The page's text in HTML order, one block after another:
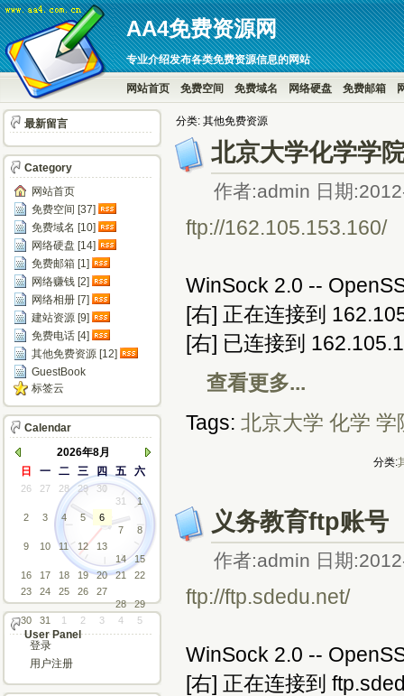
AA4免费资源网
专业介绍发布各类免费资源信息的网站
网站首页 免费空间 免费域名 网络硬盘 免费邮箱
分类: 其他免费资源
北京大学化学学
作者:admin 日期
ftp://162.105.153.160/
WinSock 2.0 --
[右] 正在连接到
[右] 已连接到
查看更多...
Tags: 北京大学 化学 学
分类:
义务教育ftp账号
作者:admin 日期
ftp://ftp.sdedu.net/
WinSock 2.0 --
[右] 正在连接到
最新留言
Category
网站首页
免费空间 [37]
免费域名 [10]
网络硬盘 [14]
免费邮箱 [1]
网络赚钱 [2]
网络相册 [7]
建站资源 [9]
免费电话 [4]
其他免费资源 [12]
GuestBook
标签云
Calendar
2026年8月
日
一 二 三 四 五 六
26 27 28 29
30
31
1
2
3 4 5
6
7
8
9
10 11 12
13
14
15
16
17 18 19 20 21
22
23
24 25 26
27
28
29
30
31 1 2 3 4 5
User Panel
登录
用户注册